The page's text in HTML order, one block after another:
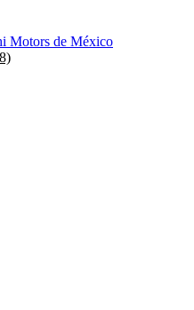
Motors de México